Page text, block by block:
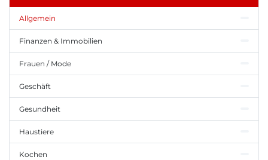
Allgemein
Finanzen & Immobilien
Frauen / Mode
Geschäft
Gesundheit
Haustiere
Kochen